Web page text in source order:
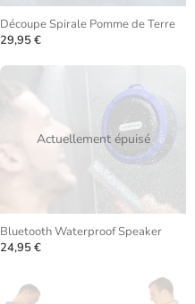
Découpe Spirale Pomme de Terre
29,95 €
Actuellement épuisé
Bluetooth Waterproof Speaker
24,95 €